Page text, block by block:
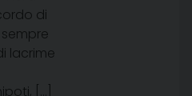
di
lacrime
[…]